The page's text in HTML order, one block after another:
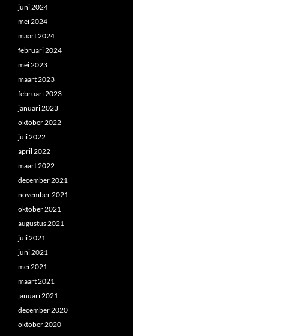
juni 2024
mei 2024
maart 2024
februari 2024
mei 2023
maart 2023
februari 2023
januari 2023
oktober 2022
juli 2022
april 2022
maart 2022
december 2021
november 2021
oktober 2021
augustus 2021
juli 2021
juni 2021
mei 2021
maart 2021
januari 2021
december 2020
oktober 2020